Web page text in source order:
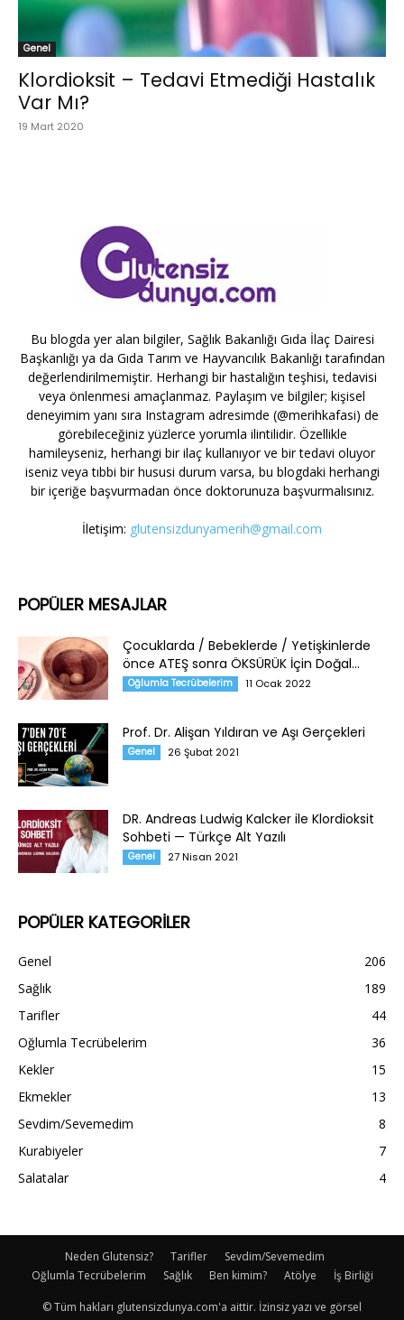
Genel
Klordioksit – Tedavi Etmediği Hastalık
Var Mı?
19 Mart 2020
Bu blogda yer alan bilgiler, Sağlık Bakanlığı Gıda İlaç Dairesi
Başkanlığı ya da Gıda Tarım ve Hayvancılık Bakanlığı tarafından
değerlendirilmemiştir. Herhangi bir hastalığın teşhisi, tedavisi
veya önlenmesi amaçlanmaz. Paylaşım ve bilgiler; kişisel
deneyimim yanı sıra Instagram adresimde (@merihkafasi) de
görebileceğiniz yüzlerce yorumla ilintilidir. Özellikle
hamileyseniz, herhangi bir ilaç kullanıyor ve bir tedavi oluyor
iseniz veya tıbbi bir hususi durum varsa, bu blogdaki herhangi
bir içeriğe başvurmadan önce doktorunuza başvurmalısınız.
İletişim: glutensizdunyamerih@gmail.com
POPÜLER MESAJLAR
Çocuklarda / Bebeklerde / Yetişkinlerde
önce ATEŞ sonra ÖKSÜRÜK İçin Doğal...
Oğlumla Tecrübelerim 11 Ocak 2022
Prof. Dr. Alişan Yıldıran ve Aşı Gerçekleri
Genel 26 Şubat 2021
DR. Andreas Ludwig Kalcker ile Klordioksit
Sohbeti — Türkçe Alt Yazılı
Genel 27 Nisan 2021
POPÜLER KATEGORİLER
Genel
206
Sağlık
189
Tarifler
44
Oğlumla Tecrübelerim
36
Kekler
15
Ekmekler
13
Sevdim/Sevemedim
8
Kurabiyeler
7
Salatalar
4
Neden Glutensiz? Tarifler
Sevdim/Sevemedim
Oğlumla Tecrübelerim
Sağlık Ben kimim? Atölye İş Birliği
© Tüm hakları glutensizdunya.com'a aittir. İzinsiz yazı ve görsel